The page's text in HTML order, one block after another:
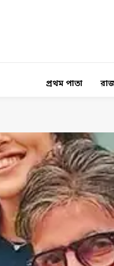
প্রথম পাতা